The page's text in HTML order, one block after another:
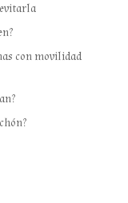
con movilidad